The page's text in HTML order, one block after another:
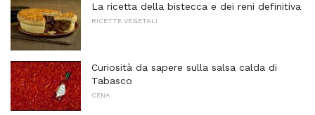
La ricetta della bistecca e dei reni definitiva
RICETTE VEGETALI
Curiosità da sapere sulla salsa calda di
Tabasco
CENA